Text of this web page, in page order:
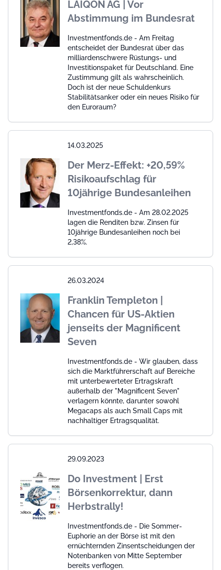
LAIQON AG | Vor
Abstimmung im Bundesrat
Investmentfonds.de - Am Freitag
entscheidet der Bundesrat über das
milliardenschwere Rüstungs- und
Investitionspaket für Deutschland. Eine
Zustimmung gilt als wahrscheinlich.
Doch ist der neue Schuldenkurs
Stabilitätsanker oder ein neues Risiko für
den Euroraum?
14.03.2025
Der Merz-Effekt: +20,59%
Risikoaufschlag für
10jährige Bundesanleihen
Investmentfonds.de - Am 28.02.2025
lagen die Renditen bzw. Zinsen für
10jährige Bundesanleihen noch bei
2,38%.
26.03.2024
Franklin Templeton |
Chancen für US-Aktien
jenseits der Magnificent
Seven
Investmentfonds.de - Wir glauben, dass
sich die Marktführerschaft auf Bereiche
mit unterbewerteter Ertragskraft
außerhalb der "Magnificent Seven"
verlagern könnte, darunter sowohl
Megacaps als auch Small Caps mit
nachhaltiger Ertragsqualität.
29.09.2023
Do Investment | Erst
Börsenkorrektur, dann
Herbstrally!
Investmentfonds.de - Die Sommer-
Euphorie an der Börse ist mit den
ernüchternden Zinsentscheidungen der
Notenbanken von Mitte September
bereits verflogen.